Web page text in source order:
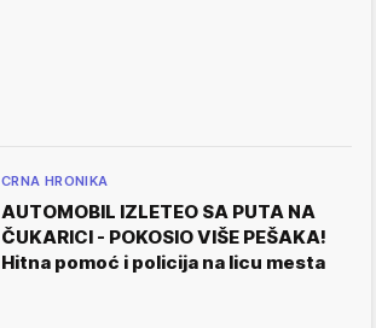
CRNA HRONIKA
AUTOMOBIL IZLETEO SA PUTA NA
ČUKARICI - POKOSIO VIŠE PEŠAKA!
Hitna pomoć i policija na licu mesta